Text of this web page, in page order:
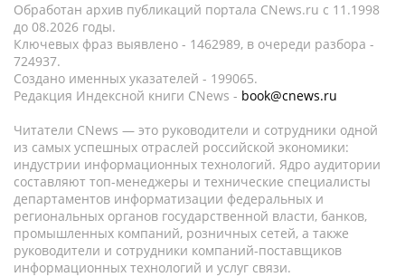
Обработан архив публикаций портала CNews.ru c 11.1998
до 08.2026 годы.
Ключевых фраз выявлено - 1462989, в очереди разбора -
724937.
Создано именных указателей - 199065.
Редакция Индексной книги CNews - book@cnews.ru
Читатели CNews — это руководители и сотрудники одной
из самых успешных отраслей российской экономики:
индустрии информационных технологий. Ядро аудитории
составляют топ-менеджеры и технические специалисты
департаментов информатизации федеральных и
региональных органов государственной власти, банков,
промышленных компаний, розничных сетей, а также
руководители и сотрудники компаний-поставщиков
информационных технологий и услуг связи.